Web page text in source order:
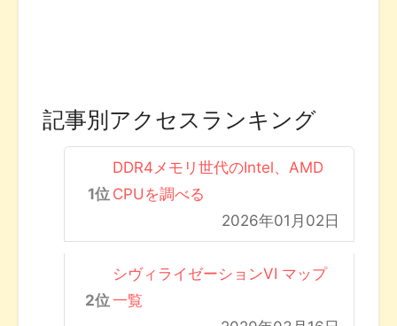
記事別アクセスランキング
DDR4メモリ世代のIntel、AMD
CPUを調べる
2026年01月02日
シヴィライゼーションVI マップ
一覧